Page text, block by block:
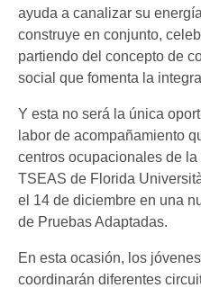
ayuda a canalizar su
construye en conjunto,
partiendo del concepto de
social que fomenta la
Y esta no será la única
labor de acompañamiento
centros ocupacionales de
TSEAS de Florida
el 14 de diciembre en una
de Pruebas Adaptadas.
En esta ocasión, los
coordinarán diferentes